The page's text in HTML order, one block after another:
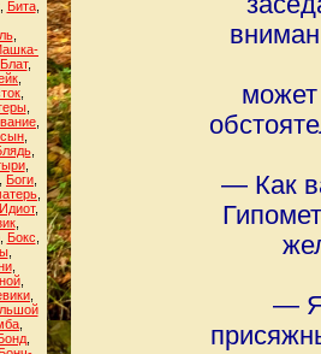
Бита,
,
Блат,
,
,
,
Боги
,
,
Бокс
,
,
,
,
может
― Как
― Я